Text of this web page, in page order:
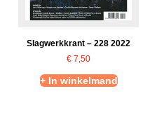
Slagwerkkrant – 228 2022
€ 7,50
+ In winkelmand